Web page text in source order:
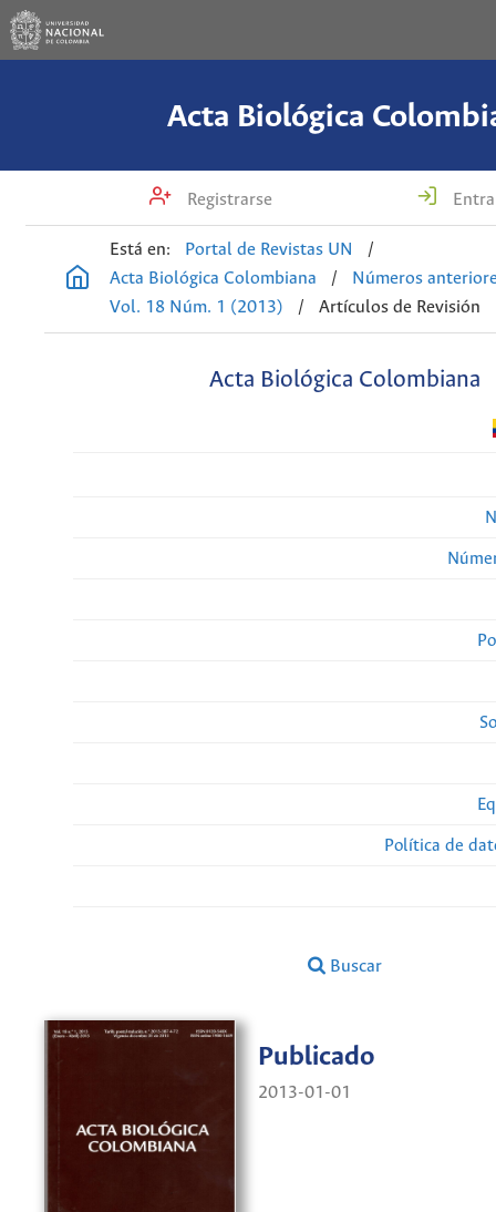
Acta Biológica
Registrarse
Está en: Portal de Revistas UN
/
Acta Biológica Colombiana
/
Números
Vol. 18 Núm. 1 (2013)
/ Artículos de Revisión
Acta Biológica Colombiana
Política de
Buscar
Publicado
2013-01-01